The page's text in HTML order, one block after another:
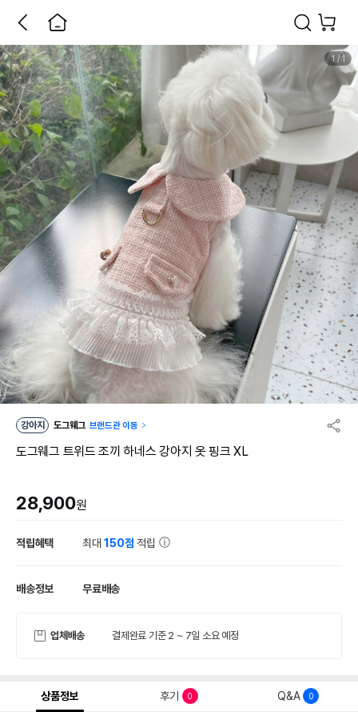
1 /1
강아지 도그웨그 브랜드관 이동
도그웨그 트위드 조끼 하네스 강아지 옷 핑크 XL
28,900원
적립혜택 최대150점 적립
배송정보 무료배송
업체배송 결제완료 기준 2 ~ 7일 소요 예정
상품정보 후기 0 Q&A 0